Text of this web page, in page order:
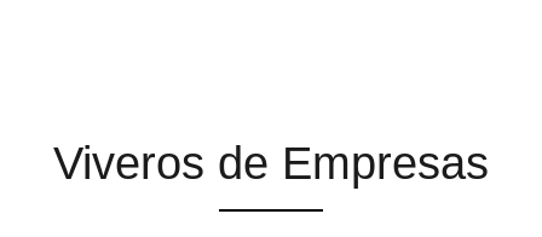
Viveros de Empresas